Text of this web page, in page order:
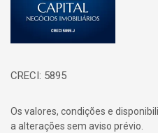
CRECI: 5895
Os valores, condições e
a alterações sem aviso prévio.